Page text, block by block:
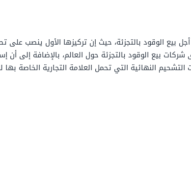
بيع الوقود بالتجزئة، حيث إن تركيزها الأول ينصب على
بيع الوقود بالتجزئة حول العالم، بالإضافة إلى أن
النهائية التي تحمل العلامة التجارية الخاصة